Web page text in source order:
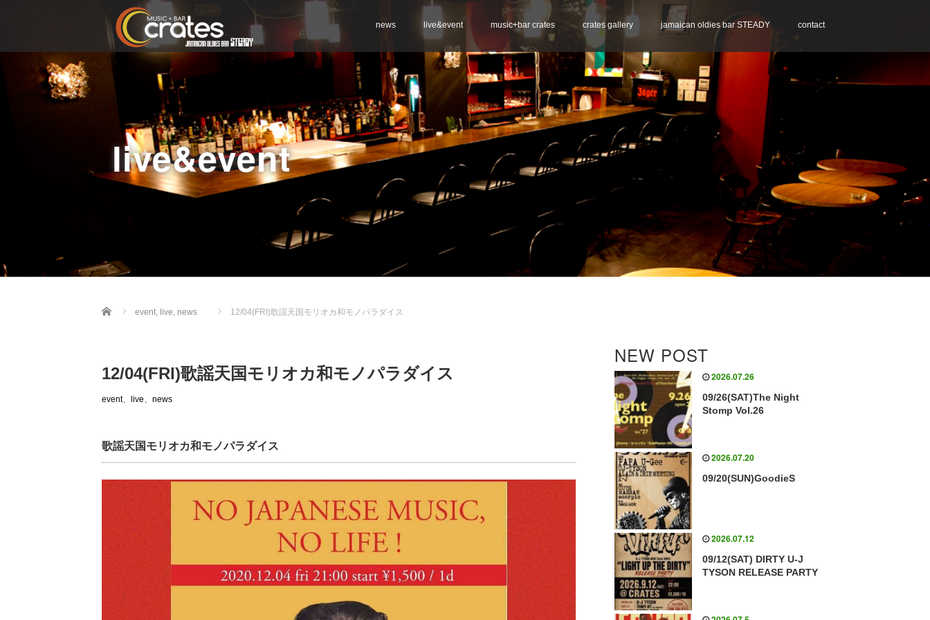
news live&event music+bar crates crates gallery jamaican oldies bar STEADY contact
live&event
Home event, live, news 12/04(FRI)歌謡天国モリオカ和モノパラダイス
12/04(FRI)歌謡天国モリオカ和モノパラダイス
event、 live、 news
歌謡天国モリオカ和モノパラダイス
NEW POST
2026.07.26
09/26(SAT)The Night
Stomp Vol.26
2026.07.20
09/20(SUN)GoodieS
2026.07.12
09/12(SAT) DIRTY U-J
TYSON RELEASE PARTY